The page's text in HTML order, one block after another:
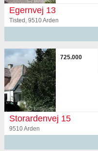
Egernvej 13
Tisted, 9510 Arden
725.000
Storardenvej 15
9510 Arden